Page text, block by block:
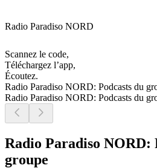
Radio Paradiso NORD
Scannez le code,
Téléchargez l’app,
Écoutez.
Radio Paradiso NORD: Podcasts du
Radio Paradiso NORD: Podcasts du
Radio Paradiso NORD:
groupe